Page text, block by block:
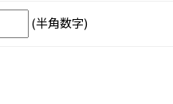
(半角数字)